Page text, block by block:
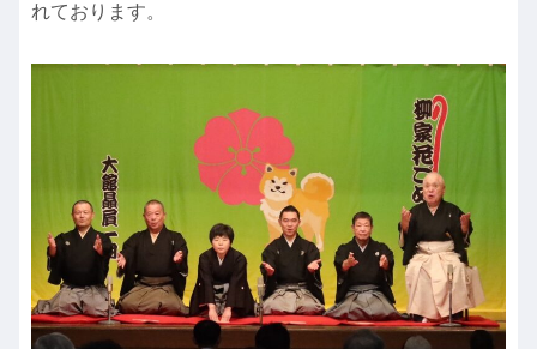
れております。